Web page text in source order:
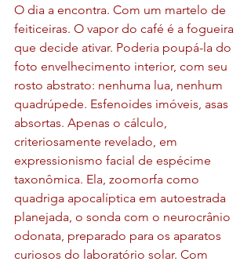
O dia a encontra. Com um martelo de
feiticeiras. O vapor do café é a fogueira
que decide ativar. Poderia poupá-la do
foto envelhecimento interior, com seu
rosto abstrato: nenhuma lua, nenhum
quadrúpede. Esfenoides imóveis, asas
absortas. Apenas o cálculo,
criteriosamente revelado, em
expressionismo facial de espécime
taxonômica. Ela, zoomorfa como
quadriga apocalíptica em autoestrada
planejada, o sonda com o neurocrânio
odonata, preparado para os aparatos
curiosos do laboratório solar. Com